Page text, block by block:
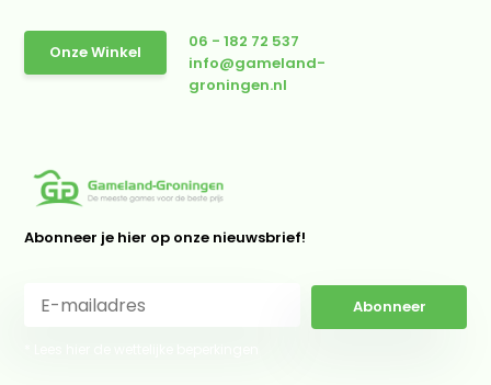
Onze Winkel
06 - 182 72 537
info@gameland-
groningen.nl
Abonneer je hier op onze nieuwsbrief!
Abonneer